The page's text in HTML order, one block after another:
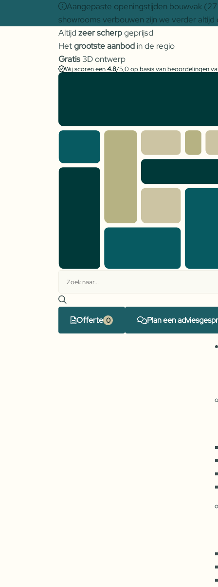
Aangepaste openingstijden bouwvak
showrooms verbouwen zijn we verder
Altijd zeer scherpgeprijsd
Hetgrootste aanbod in de regio
Gratis 3D ontwerp
Wij scoren een4.8/5,0 op basis van beoordelingen
Offerte Plan een